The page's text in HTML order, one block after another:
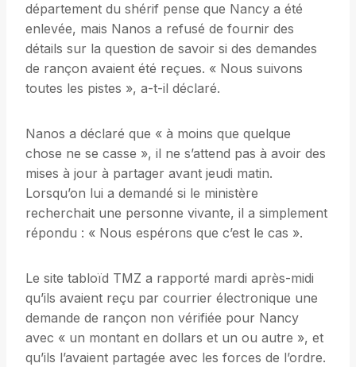
département du shérif pense que Nancy a été
enlevée, mais Nanos a refusé de fournir des
détails sur la question de savoir si des demandes
de rançon avaient été reçues. « Nous suivons
toutes les pistes », a-t-il déclaré.
Nanos a déclaré que « à moins que quelque
chose ne se casse », il ne s’attend pas à avoir des
mises à jour à partager avant jeudi matin.
Lorsqu’on lui a demandé si le ministère
recherchait une personne vivante, il a simplement
répondu : « Nous espérons que c’est le cas ».
Le site tabloïd TMZ a rapporté mardi après-midi
qu’ils avaient reçu par courrier électronique une
demande de rançon non vérifiée pour Nancy
avec « un montant en dollars et un ou autre », et
qu’ils l’avaient partagée avec les forces de l’ordre.